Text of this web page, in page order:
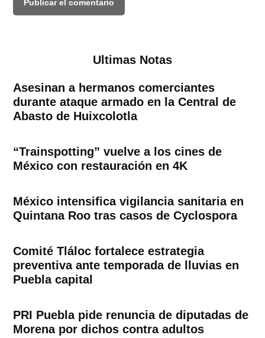
Ultimas Notas
Asesinan a hermanos comerciantes
durante ataque armado en la Central de
Abasto de Huixcolotla
“Trainspotting” vuelve a los cines de
México con restauración en 4K
México intensifica vigilancia sanitaria en
Quintana Roo tras casos de Cyclospora
Comité Tláloc fortalece estrategia
preventiva ante temporada de lluvias en
Puebla capital
PRI Puebla pide renuncia de diputadas de
Morena por dichos contra adultos